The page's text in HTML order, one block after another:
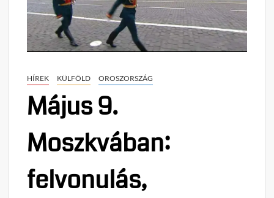
HÍREK KÜLFÖLD OROSZORSZÁG
Május 9.
Moszkvában:
felvonulás,